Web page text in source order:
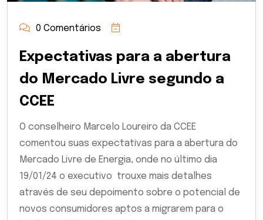
0 Comentários
Expectativas para a abertura
do Mercado Livre segundo a
CCEE
O conselheiro Marcelo Loureiro da CCEE
comentou suas expectativas para a abertura do
Mercado Livre de Energia, onde no último dia
19/01/24 o executivo trouxe mais detalhes
através de seu depoimento sobre o potencial de
novos consumidores aptos a migrarem para o